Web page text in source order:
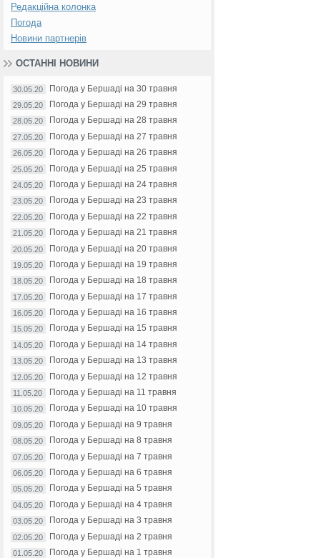
Редакційна колонка
Погода
Новини партнерів
ОСТАННІ НОВИНИ
30.05.20 Погода у Бершаді на 30 травня
29.05.20 Погода у Бершаді на 29 травня
28.05.20 Погода у Бершаді на 28 травня
27.05.20 Погода у Бершаді на 27 травня
26.05.20 Погода у Бершаді на 26 травня
25.05.20 Погода у Бершаді на 25 травня
24.05.20 Погода у Бершаді на 24 травня
23.05.20 Погода у Бершаді на 23 травня
22.05.20 Погода у Бершаді на 22 травня
21.05.20 Погода у Бершаді на 21 травня
20.05.20 Погода у Бершаді на 20 травня
19.05.20 Погода у Бершаді на 19 травня
18.05.20 Погода у Бершаді на 18 травня
17.05.20 Погода у Бершаді на 17 травня
16.05.20 Погода у Бершаді на 16 травня
15.05.20 Погода у Бершаді на 15 травня
14.05.20 Погода у Бершаді на 14 травня
13.05.20 Погода у Бершаді на 13 травня
12.05.20 Погода у Бершаді на 12 травня
11.05.20 Погода у Бершаді на 11 травня
10.05.20 Погода у Бершаді на 10 травня
09.05.20 Погода у Бершаді на 9 травня
08.05.20 Погода у Бершаді на 8 травня
07.05.20 Погода у Бершаді на 7 травня
06.05.20 Погода у Бершаді на 6 травня
05.05.20 Погода у Бершаді на 5 травня
04.05.20 Погода у Бершаді на 4 травня
03.05.20 Погода у Бершаді на 3 травня
02.05.20 Погода у Бершаді на 2 травня
01.05.20 Погода у Бершаді на 1 травня